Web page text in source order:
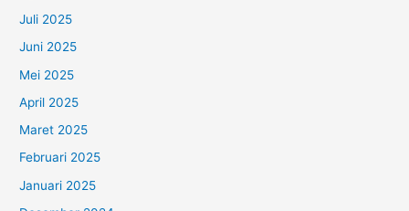
Juli 2025
Juni 2025
Mei 2025
April 2025
Maret 2025
Februari 2025
Januari 2025